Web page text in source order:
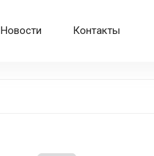
Новости Контакты